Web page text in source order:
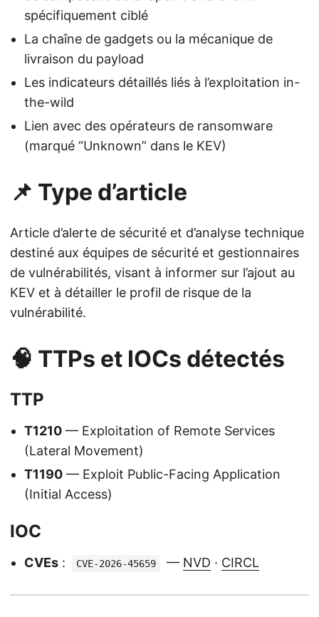
spécifiquement ciblé
La chaîne de gadgets ou la mécanique de
livraison du payload
Les indicateurs détaillés liés à l’exploitation in-
the-wild
Lien avec des opérateurs de ransomware
(marqué “Unknown” dans le KEV)
📌 Type d’article
Article d’alerte de sécurité et d’analyse technique
destiné aux équipes de sécurité et gestionnaires
de vulnérabilités, visant à informer sur l’ajout au
KEV et à détailler le profil de risque de la
vulnérabilité.
🧠 TTPs et IOCs détectés
TTP
T1210 — Exploitation of Remote Services
(Lateral Movement)
T1190 — Exploit Public-Facing Application
(Initial Access)
IOC
CVEs : CVE-2026-45659 — NVD · CIRCL